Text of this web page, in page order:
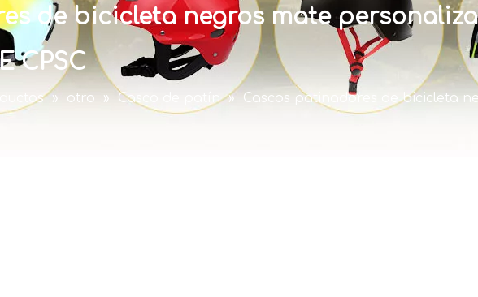
de bicicleta negros mate
CPSC
» otro » Casco de patín »
Cascos patinadores de bicicleta